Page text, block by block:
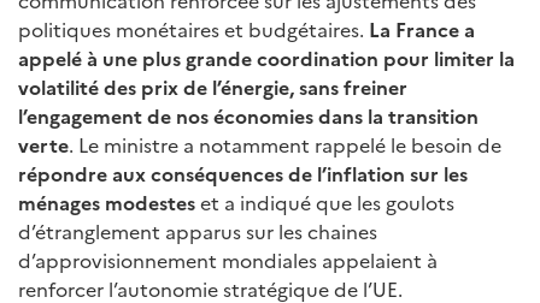
politiques monétaires et budgétaires. La France a
appelé à une plus grande coordination pour limiter la
volatilité des prix de l’énergie, sans freiner
l’engagement de nos économies dans la transition
verte. Le ministre a notamment rappelé le besoin de
répondre aux conséquences de l’inflation sur les
ménages modesteset a indiqué que les goulots
d’étranglement apparus sur les chaines
d’approvisionnement mondiales appelaient à
renforcer l’autonomie stratégique de l’UE.